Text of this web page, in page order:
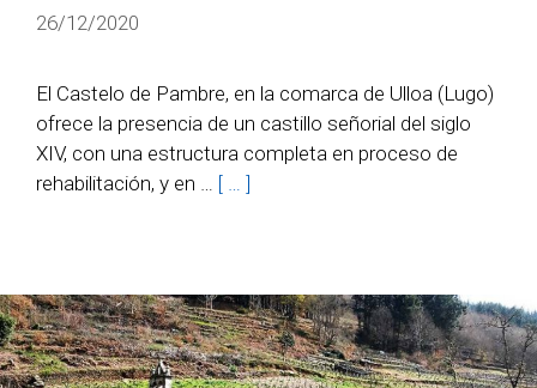
26/12/2020
El Castelo de Pambre, en la comarca de Ulloa (Lugo)
ofrece la presencia de un castillo señorial del siglo
XIV, con una estructura completa en proceso de
rehabilitación, y en … [ … ]